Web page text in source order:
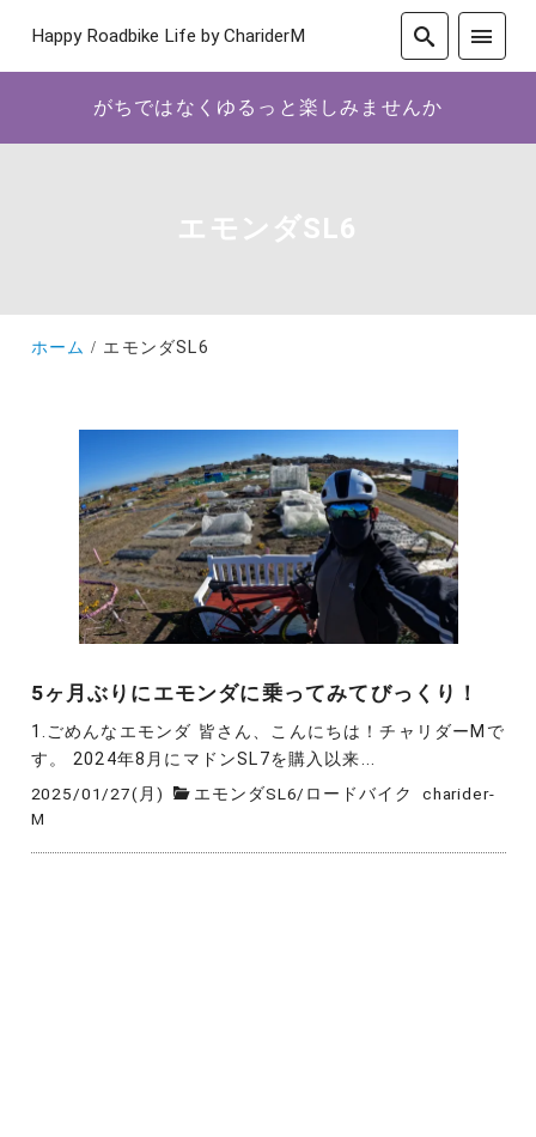
Happy Roadbike Life by ChariderM
がちではなくゆるっと楽しみませんか
エモンダSL6
ホーム エモンダSL6
5ヶ月ぶりにエモンダに乗ってみてびっくり！
1.ごめんなエモンダ 皆さん、こんにちは！チャリダーMで
す。 2024年8月にマドンSL7を購入以来...
2025/01/27(月) エモンダSL6/ ロードバイク
charider-
M